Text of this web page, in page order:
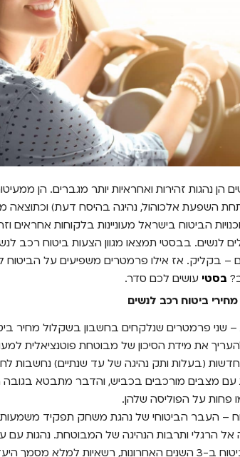
הן נהגות זהירות ואחראיות יותר מגברים. הן
השפעת אלכוהול, נהיגה בהיסח דעת) וכתוצאה
הביטוח בישראל מעוניינות בלקוחות אחראים
לנשים. בבסטי תמצאו מגוון הצעות ביטוח רכב
– בקליק. אז אילו פרמטרים משפיעים על
בסטי עושים לכם סדר.
– שני פרמטרים שנלקחים בחשבון בשקלול מחיר
את מידת הסיכון של מבוטחת פוטנציאלית
(בגילאי 17-24) או חדשות (בעלות ותק נהיגה של עד שנתיים)
עם מצבים מורכבים בכביש, והדבר מתבטא בגובה
פחות על הפוליסה שלהן.
– העבר הביטוחי של נהגת משחק תפקיד
אל הרגלי ותרבות הנהיגה של המבוטחת. נהגות עם
נהגות שלא הגישו תביעת ביטוח ב-3 השנים האחרונות, רשאיות